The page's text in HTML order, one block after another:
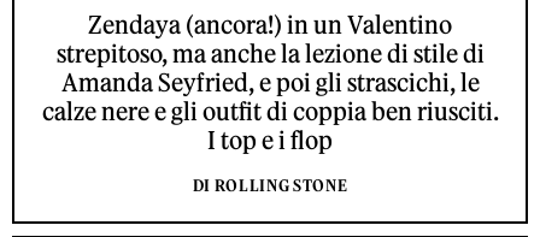
Zendaya (ancora!) in un Valentino
strepitoso, ma anche la lezione di stile di
Amanda Seyfried, e poi gli strascichi, le
calze nere e gli outfit di coppia ben riusciti.
I top e i flop
DI ROLLING STONE